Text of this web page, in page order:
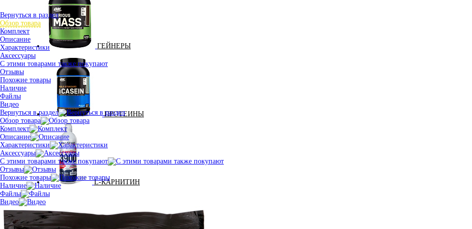
ГЕЙНЕРЫ
ПРОТЕИНЫ
L-КАРНИТИН
Вернуться в раздел
Обзор товара
Комплект
Описание
Характеристики
Аксессуары
С этими товарами также покупают
Отзывы
Похожие товары
Наличие
Файлы
Видео
Вернуться в раздел
Обзор товара
Комплект
Описание
Характеристики
Аксессуары
С этими товарами также покупают
Отзывы
Похожие товары
Наличие
Файлы
Видео